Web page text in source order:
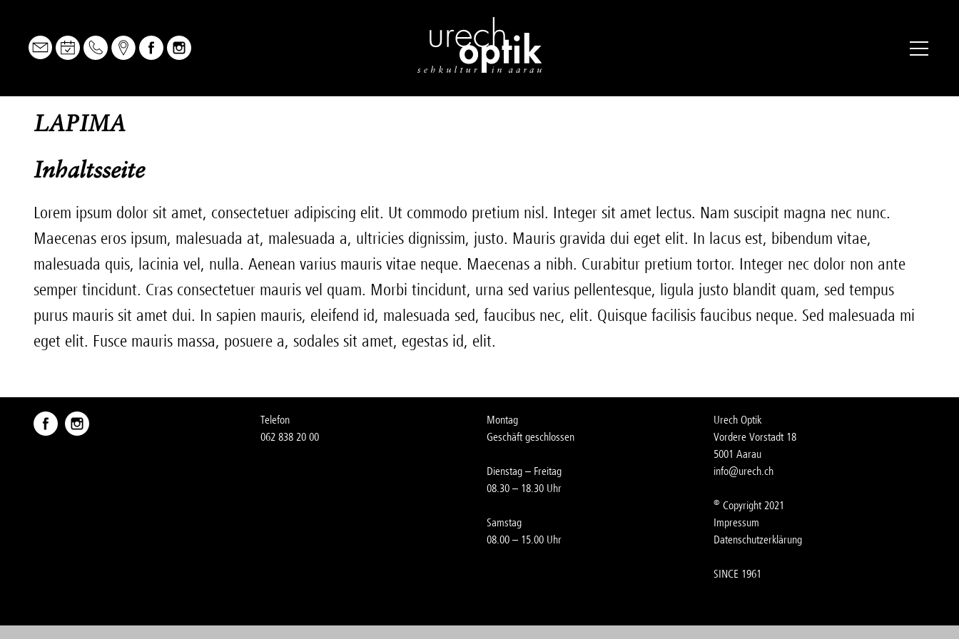
URECH OPTIK BRILLEN YOURECH KONTAKTLINSEN AUGENGESUNDHEIT
LAPIMA
Inhaltsseite
Lorem ipsum dolor sit amet, consectetuer adipiscing elit. Ut commodo pretium nisl. Integer sit amet lectus. Nam suscipit magna nec nunc.
Maecenas eros ipsum, malesuada at, malesuada a, ultricies dignissim, justo. Mauris gravida dui eget elit. In lacus est, bibendum vitae,
malesuada quis, lacinia vel, nulla. Aenean varius mauris vitae neque. Maecenas a nibh. Curabitur pretium tortor. Integer nec dolor non ante
semper tincidunt. Cras consectetuer mauris vel quam. Morbi tincidunt, urna sed varius pellentesque, ligula justo blandit quam, sed tempus
purus mauris sit amet dui. In sapien mauris, eleifend id, malesuada sed, faucibus nec, elit. Quisque facilisis faucibus neque. Sed malesuada mi
eget elit. Fusce mauris massa, posuere a, sodales sit amet, egestas id, elit.
Telefon
062 838 20 00
Montag
Geschäft geschlossen
Dienstag – Freitag
08.30 – 18.30 Uhr
Samstag
08.00 – 15.00 Uhr
Urech Optik
Vordere Vorstadt 18
5001 Aarau
nf
r ch ch
©Copyright 2021
Impressum
Datenschutzerklärung
SINCE 1961